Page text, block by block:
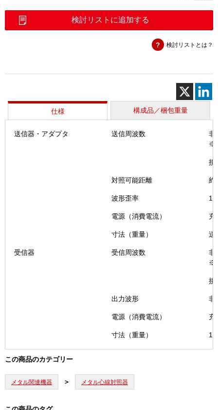
ハ
リ
ッ
ド
検討リストに追加する
検討リストとは？
仕様 構成品／梱包重量
送信器・アダプタ 送信周波数
非
※
接
対照可能距離 約
波形歪率 1
電源（消費電流） 充
寸法（重量） 送
受信器 受信周波数
非
※
接
出力波形 非
電源（消費電流） 充
寸法（重量）
この商品のカテゴリー
メタル関連機器 メタル心線対照器